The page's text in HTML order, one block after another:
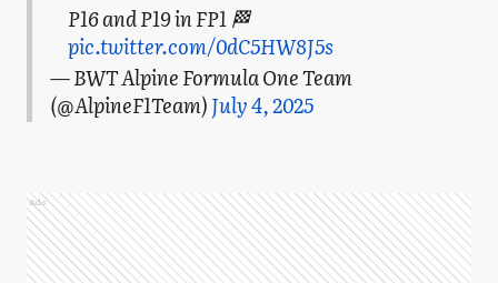
P16 and P19 in FP1 🏁
pic.twitter.com/0dC5HW8J5s
— BWT Alpine Formula One Team
(@AlpineF1Team)July 4, 2025
Ads